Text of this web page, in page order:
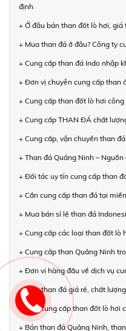
định
+ Ở đâu bán than đốt lò hơi,
+ Mua than đá ở đâu? Công ty
+ Cung cấp than đá Indo nhập
+ Đơn vị chuyên cung cấp than
+ Cung cấp than đốt lò hơi
+ Cung cấp THAN ĐÁ chất
+ Cung cấp, vận chuyển than
+ Than đá Quảng Ninh –
+ Đối tác uy tín cung cấp than
+ Cần cung cấp than đá tại
+ Mua bán sỉ lẻ than đá
+ Cung cấp các loại than đốt lò
+ Cung cấp than Quảng Ninh
+ Đơn vị hàng đầu về dịch vụ
+ Mua than đá giá rẻ, chất
+ Nhà cung cấp than đốt lò hơi
+ Bán than đá Quảng Ninh,